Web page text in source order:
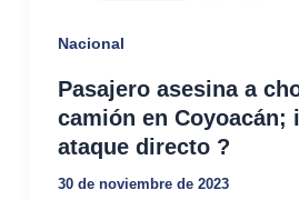
Nacional
Pasajero asesina a
camión en Coyoacán;
ataque directo ?
30 de noviembre de 2023